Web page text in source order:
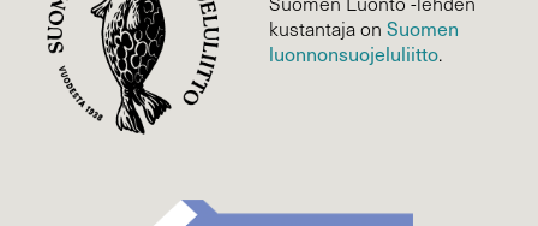
kustantaja on Suomen
luonnonsuojelu­liitto.